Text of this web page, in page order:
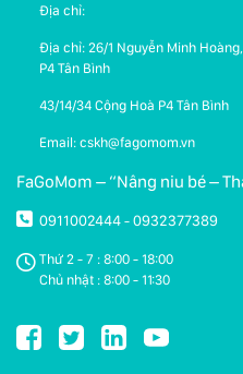
Địa chỉ:
Địa chỉ: 26/1 Nguyễn Minh
P4 Tân Bình
43/14/34 Cộng Hoà P4 Tân Bình
Email: cskh@fagomom.vn
FaGoMom – “Nâng niu bé –
0911002444 - 0932377389
Thứ 2 - 7 : 8:00 - 18:00
Chủ nhật : 8:00 - 11:30